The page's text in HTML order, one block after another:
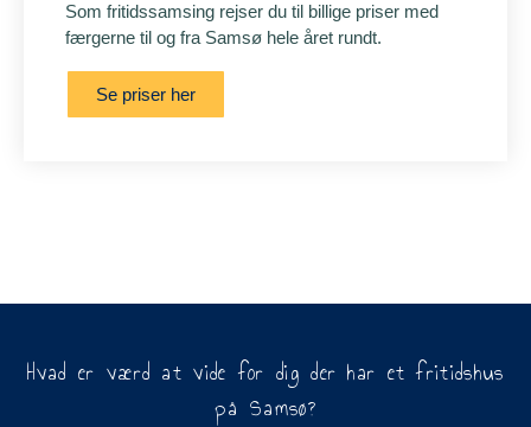
Som fritidssamsing rejser du til billige priser med
færgerne til og fra Samsø hele året rundt.
Se priser her
Hvad er værd at vide for dig der har et fritidshus
på Samsø?